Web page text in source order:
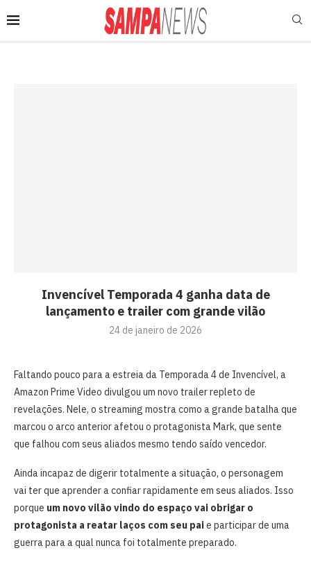
Invencível Temporada 4 ganha data de
lançamento e trailer com grande vilão
24 de janeiro de 2026
Faltando pouco para a estreia da Temporada 4 de Invencível, a
Amazon Prime Video divulgou um novo trailer repleto de
revelações. Nele, o streaming mostra como a grande batalha que
marcou o arco anterior afetou o protagonista Mark, que sente
que falhou com seus aliados mesmo tendo saído vencedor.
Ainda incapaz de digerir totalmente a situação, o personagem
vai ter que aprender a confiar rapidamente em seus aliados. Isso
porque um novo vilão vindo do espaço vai obrigar o
protagonista a reatar laços com seu paie participar de uma
guerra para a qual nunca foi totalmente preparado.